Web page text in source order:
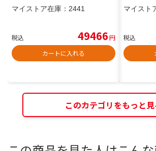
マイストア在庫： 2441
税込 49466円
カートに入れる
マイスト
税込
このカテゴリをもっと見